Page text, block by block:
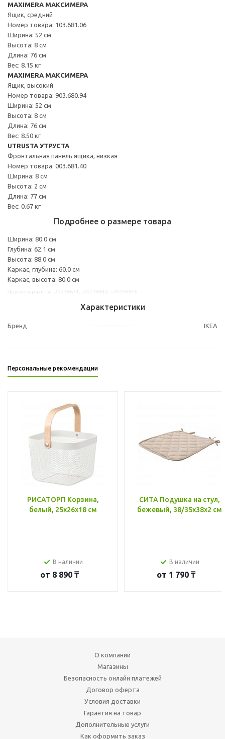
MAXIMERA МАКСИМЕРА
Ящик, средний
Номер товара: 103.681.06
Ширина: 52 см
Высота: 8 см
Длина: 76 см
Вес: 8.15 кг
MAXIMERA МАКСИМЕРА
Ящик, высокий
Номер товара: 903.680.94
Ширина: 52 см
Высота: 8 см
Длина: 76 см
Вес: 8.50 кг
UTRUSTA УТРУСТА
Фронтальная панель ящика, низкая
Номер товара: 003.681.40
Ширина: 8 см
Высота: 2 см
Длина: 77 см
Вес: 0.67 кг
Подробнее о размере товара
Ширина: 80.0 см
Глубина: 62.1 см
Высота: 88.0 см
Каркас, глубина: 60.0 см
Каркас, высота: 80.0 см
Характеристики
Бренд IKEA
Персональные рекомендации
РИСАТОРП Корзина,
белый, 25x26x18 см
В наличии
от 8 890 ₸
СИТА Подушка на стул,
бежевый, 38/35x38x2 см
В наличии
от 1 790 ₸
О компании
Магазины
Безопасность онлайн платежей
Договор оферта
Условия доставки
Гарантия на товар
Дополнительные услуги
Как оформить заказ